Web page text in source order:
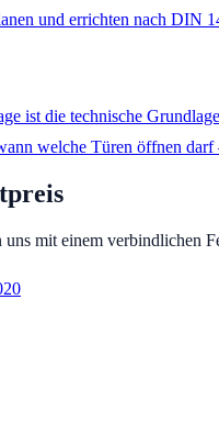
und errichten nach DIN
ist die technische
welche Türen öffnen
mit einem verbindlichen